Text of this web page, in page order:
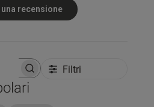
recensione
Filtri